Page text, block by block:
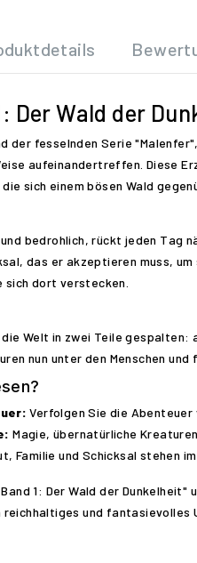
Der Wald der
der fesselnden Serie
aufeinandertreffen. Diese
sich einem bösen Wald
bedrohlich, rückt jeden Tag
das er akzeptieren muss,
sich dort verstecken.
Welt in zwei Teile
nun unter den Menschen
Verfolgen Sie die Abenteuer
Magie, übernatürliche
Familie und Schicksal stehen
1: Der Wald der
und fantasievolles